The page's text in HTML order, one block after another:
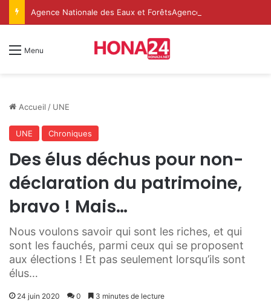
Menu
Accueil / UNE
UNE Chroniques
Des élus déchus pour non-
déclaration du patrimoine,
bravo ! Mais…
Nous voulons savoir qui sont les riches, et qui
sont les fauchés, parmi ceux qui se proposent
aux élections ! Et pas seulement lorsqu’ils sont
élus…
24 juin 2020 0 3 minutes de lecture